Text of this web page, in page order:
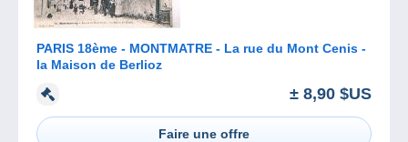
PARIS 18ème - MONTMATRE - La rue du Mont Cenis -
la Maison de Berlioz
± 8,90 $US
Faire une offre